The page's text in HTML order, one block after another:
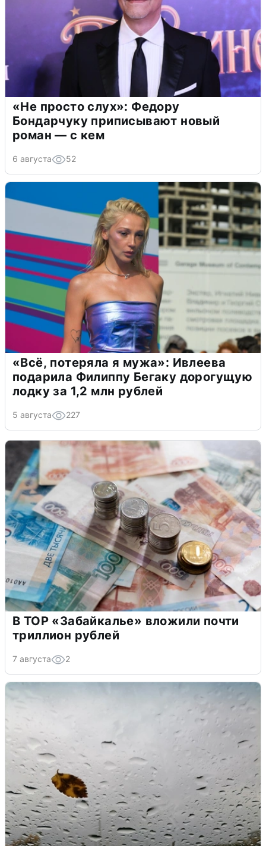
«Не просто слух»: Федору
Бондарчуку приписывают новый
роман — с кем
6 августа 52
«Всё, потеряла я мужа»: Ивлеева
подарила Филиппу Бегаку дорогущую
лодку за 1,2 млн рублей
5 августа 227
В ТОР «Забайкалье» вложили почти
триллион рублей
7 августа 2